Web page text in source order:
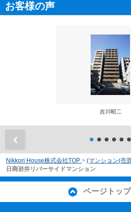
お客様の声
吉川昭二
Nikkori House株式会社TOP > (マンション(売
日商岩井リバーサイドマンション
ページトッ